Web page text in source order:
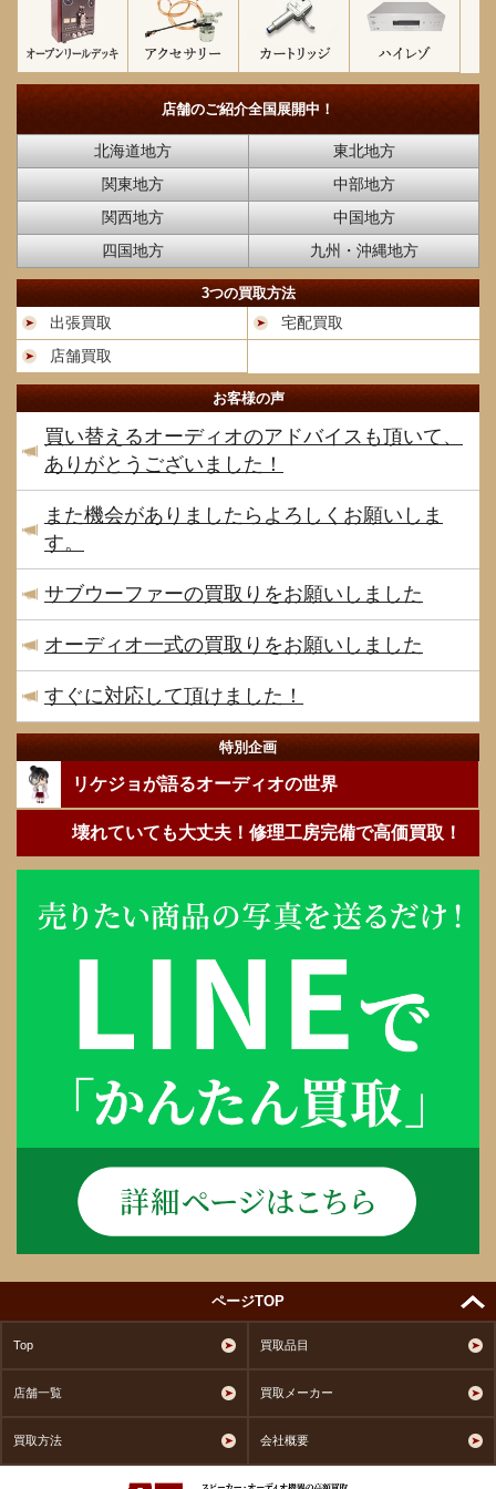
店舗のご紹介全国展開中！
北海道地方
東北地方
関東地方
中部地方
関西地方
中国地方
四国地方
九州・沖縄地方
3つの買取方法
出張買取
宅配買取
店舗買取
お客様の声
買い替えるオーディオのアドバイスも頂いて、
ありがとうございました！
また機会がありましたらよろしくお願いしま
す。
サブウーファーの買取りをお願いしました
オーディオ一式の買取りをお願いしました
すぐに対応して頂けました！
特別企画
リケジョが語るオーディオの世界
壊れていても大丈夫！修理工房完備で高価買取！
ページTOP
Top 買取品目
店舗一覧 買取メーカー
買取方法 会社概要